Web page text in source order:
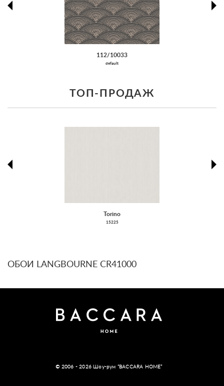
112/10033
default
ТОП-ПРОДАЖ
Torino
15225
ОБОИ LANGBOURNE CR41000
© 2006 - 2026 Шоу-рум “BACCARA HOME”